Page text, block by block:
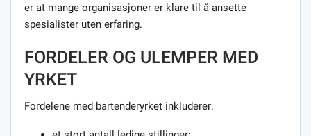
er at mange organisasjoner er klare til å ansette
spesialister uten erfaring.
FORDELER OG ULEMPER MED
YRKET
Fordelene med bartenderyrket inkluderer: